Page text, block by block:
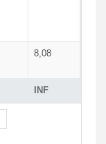
INF
8,08